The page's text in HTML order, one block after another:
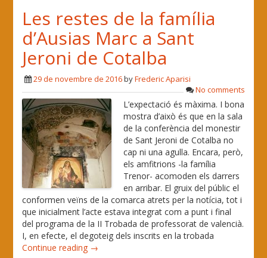
Les restes de la família
d’Ausias Marc a Sant
Jeroni de Cotalba
29 de novembre de 2016byFrederic Aparisi
No comments
L’expectació és màxima. I bona
mostra d’això és que en la sala
de la conferència del monestir
de Sant Jeroni de Cotalba no
cap ni una agulla. Encara, però,
els amfitrions -la família
Trenor- acomoden els darrers
en arribar. El gruix del públic el
conformen veïns de la comarca atrets per la notícia, tot i
que inicialment l’acte estava integrat com a punt i final
del programa de la II Trobada de professorat de valencià.
I, en efecte, el degoteig dels inscrits en la trobada
Continue reading →